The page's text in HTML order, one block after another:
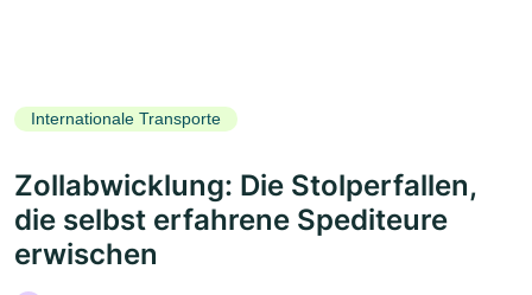
Internationale Transporte
Zollabwicklung: Die Stolperfallen,
die selbst erfahrene Spediteure
erwischen